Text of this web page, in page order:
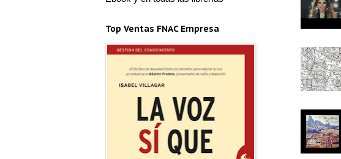
Top Ventas FNAC Empresa